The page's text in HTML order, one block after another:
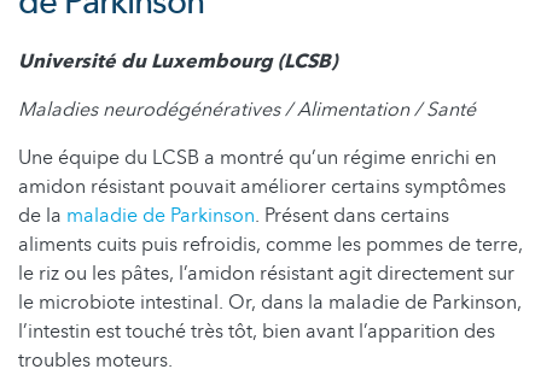
Université du Luxembourg (LCSB)
Maladies neurodégénératives / Alimentation / Santé
Une équipe du LCSB a montré qu’un régime enrichi en
amidon résistant pouvait améliorer certains symptômes
de la maladie de Parkinson. Présent dans certains
aliments cuits puis refroidis, comme les pommes de terre,
le riz ou les pâtes, l’amidon résistant agit directement sur
le microbiote intestinal. Or, dans la maladie de Parkinson,
l’intestin est touché très tôt, bien avant l’apparition des
troubles moteurs.